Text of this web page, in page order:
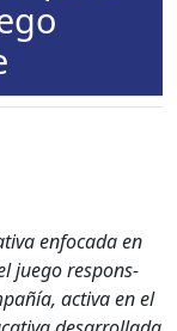
enfo­ca­da en
juego respon­s­
acti­va en el